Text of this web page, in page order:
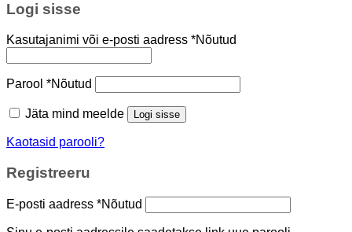
Logi sisse
Kasutajanimi või e-posti aadress *Nõutud
Parool *Nõutud
Jäta mind meelde Logi sisse
Kaotasid parooli?
Registreeru
E-posti aadress *Nõutud